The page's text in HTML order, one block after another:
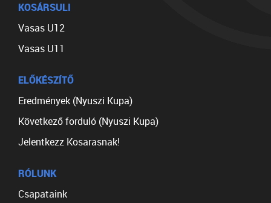
KOSÁRSULI
Vasas U12
Vasas U11
ELŐKÉSZÍTŐ
Eredmények (Nyuszi Kupa)
Következő forduló (Nyuszi Kupa)
Jelentkezz Kosarasnak!
RÓLUNK
Csapataink